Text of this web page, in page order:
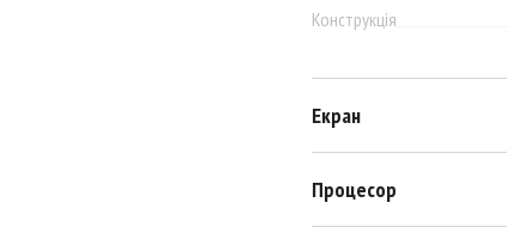
Конструкція
Екран
Процесор